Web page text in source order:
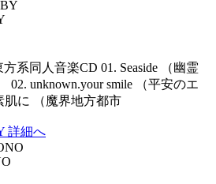
系同人音楽CD 01. Seaside （幽霊
02. unknown.your smile （平安のエ
肌に （魔界地方都市
詳細へ